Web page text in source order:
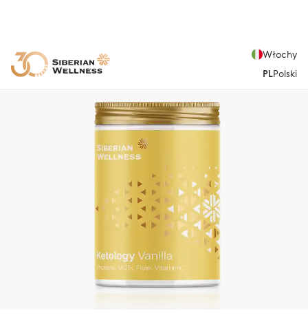
Włochy
PLPolski